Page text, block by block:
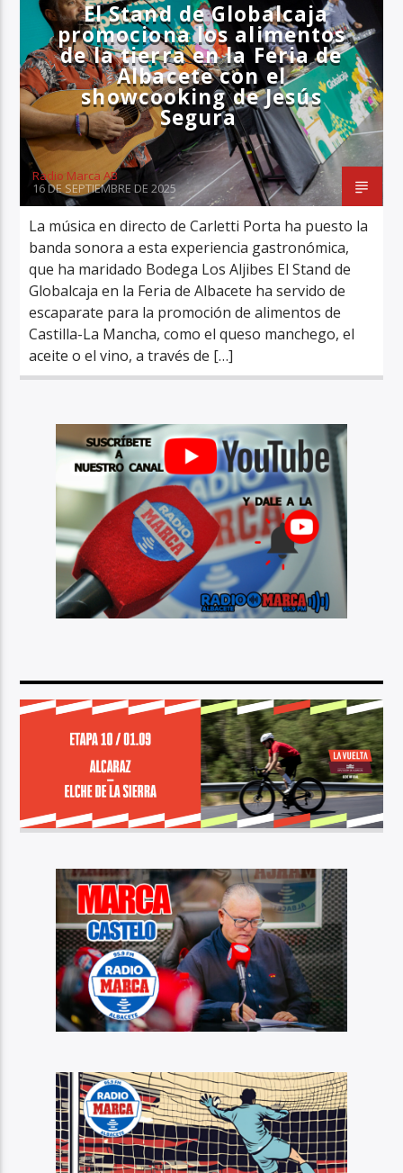
El Stand de Globalcaja
promociona los alimentos
de la tierra en la Feria de
Albacete con el
showcooking de Jesús
Segura
Radio Marca AB
16 DE SEPTIEMBRE DE 2025
La música en directo de Carletti Porta ha puesto la
banda sonora a esta experiencia gastronómica,
que ha maridado Bodega Los Aljibes El Stand de
Globalcaja en la Feria de Albacete ha servido de
escaparate para la promoción de alimentos de
Castilla-La Mancha, como el queso manchego, el
aceite o el vino, a través de […]